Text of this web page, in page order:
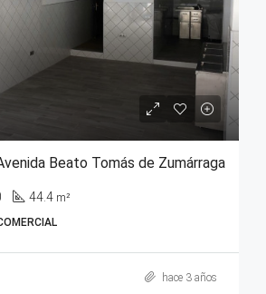
Beato Tomás de Zumárraga
44.4 m²
hace 3 años